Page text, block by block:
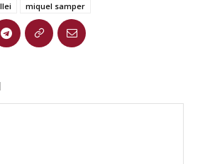
llei miquel samper